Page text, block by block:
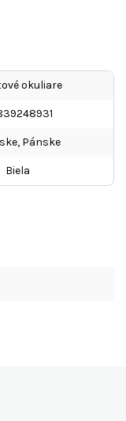
okuliare
Pánske
Biela